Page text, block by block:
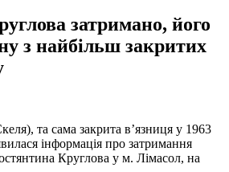
затримано, його
з найбільш закритих
та сама закрита в’язниця у 1963
інформація про затримання
Круглова у м. Лімасол, на